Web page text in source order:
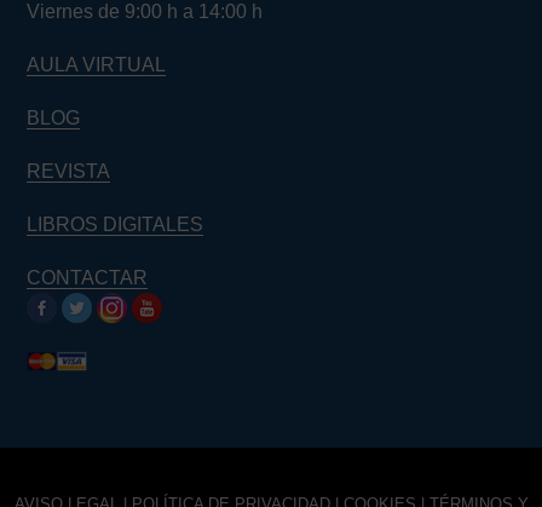
Viernes de 9:00 h a 14:00 h
AULA VIRTUAL
BLOG
REVISTA
LIBROS DIGITALES
CONTACTAR